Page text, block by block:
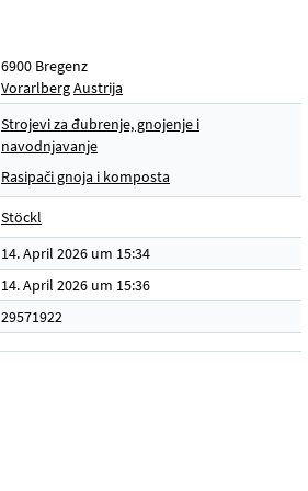
6900 Bregenz
VorarlbergAustrija
Strojevi za đubrenje, gnojenje i
navodnjavanje
Rasipači gnoja i komposta
Stöckl
14. April 2026 um 15:34
14. April 2026 um 15:36
29571922